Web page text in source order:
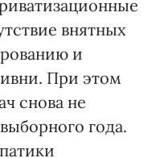
внятных
и
При этом
снова не
года.